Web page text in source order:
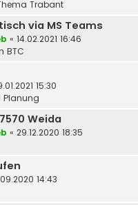
Trabant
via MS Teams
« 14.02.2021 16:46
BTC
15:30
Planung
Weida
« 29.12.2020 18:35
14:43